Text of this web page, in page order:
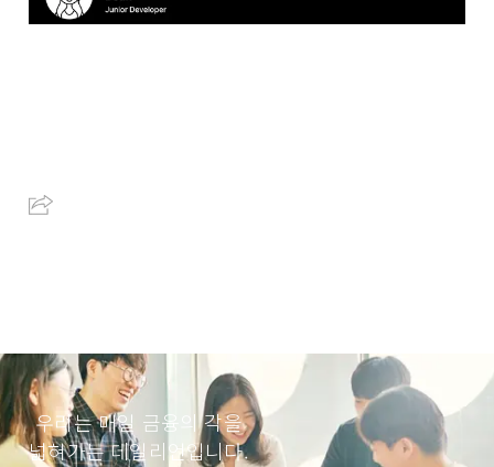
우리는 매일 금융의 각을
넓혀가는 데일리언입니다.